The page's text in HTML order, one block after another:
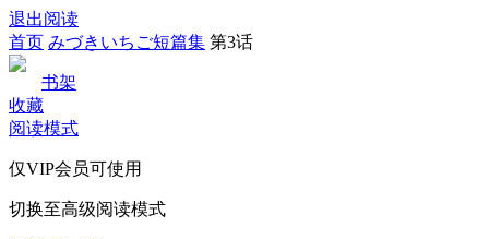
退出阅读
首页 みづきいちご短篇集 第3话
书架
收藏
阅读模式
仅VIP会员可使用
切换至高级阅读模式